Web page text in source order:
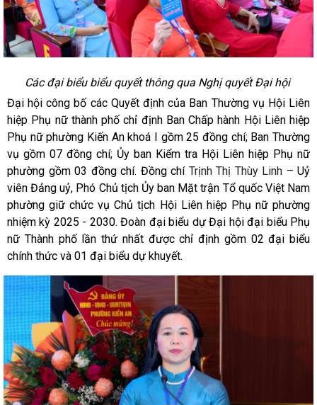
Các đại biểu biểu quyết thông qua Nghị quyết Đại hội
Đại hội công bố các Quyết định của Ban Thường vụ Hội Liên
hiệp Phụ nữ thành phố chỉ định Ban Chấp hành Hội Liên hiệp
Phụ nữ phường Kiến An khoá I gồm 25 đồng chí; Ban Thường
vụ gồm 07 đồng chí; Ủy ban Kiểm tra Hội Liên hiệp Phụ nữ
phường gồm 03 đồng chí. Đồng chí Trịnh Thị Thùy Linh – Uỷ
viên Đảng uỷ, Phó Chủ tịch Ủy ban Mặt trận Tổ quốc Việt Nam
phường giữ chức vụ Chủ tịch Hội Liên hiệp Phụ nữ phường
nhiệm kỳ 2025 - 2030. Đoàn đại biểu dự Đại hội đại biểu Phụ
nữ Thành phố lần thứ nhất được chỉ định gồm 02 đại biểu
chính thức và 01 đại biểu dự khuyết.